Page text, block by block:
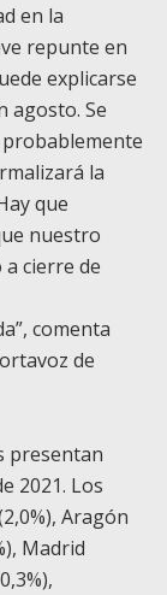
en la
repunte en
explicarse
agosto. Se
la
que
nuestro
cierre de
comenta
de
presentan
2021. Los
Aragón
Madrid